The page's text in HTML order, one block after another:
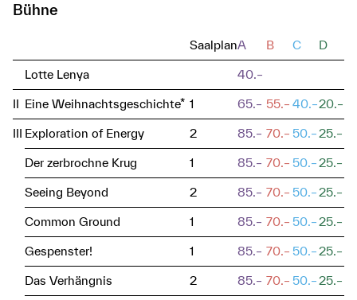
u
m
e
n
ü
Bühne
SaalplanA B C D
Lotte Lenya 40.–
II Eine Weihnachtsgeschichte* 1 65.– 55.– 40.–20.–
III Exploration of Energy 2 85.– 70.– 50.–25.–
Der zerbrochne Krug 1 85.– 70.– 50.–25.–
Seeing Beyond 2 85.– 70.– 50.–25.–
Common Ground 1 85.– 70.– 50.–25.–
Gespenster! 1 85.– 70.– 50.–25.–
Das Verhängnis 2 85.– 70.– 50.–25.–